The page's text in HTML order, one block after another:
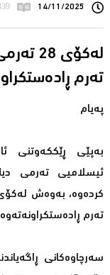
14/11/2025 339 جار
تەرم
پەیام
بەپێی ڕێككەوتنی
ئیسلامیی تەرمی
تەرم
سەرچاوەكانی